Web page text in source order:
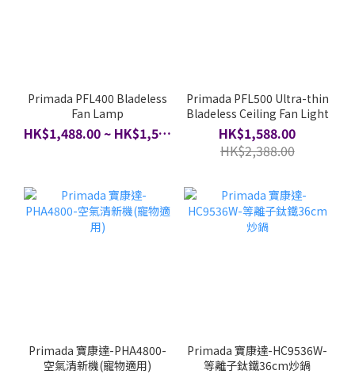
Primada PFL400 Bladeless
Fan Lamp
HK$1,488.00 ~ HK$1,588.00
Primada PFL500 Ultra-thin
Bladeless Ceiling Fan Light
HK$1,588.00
HK$2,388.00
Primada 寶康達-PHA4800-
空氣清新機(寵物適用)
Primada 寶康達-HC9536W-
等離子鈦鐵36cm炒鍋